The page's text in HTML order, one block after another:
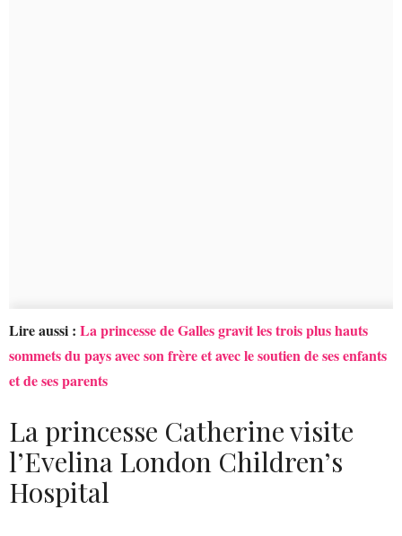
Lire aussi : La princesse de Galles gravit les trois plus hauts
sommets du pays avec son frère et avec le soutien de ses enfants
et de ses parents
La princesse Catherine visite
l’Evelina London Children’s
Hospital